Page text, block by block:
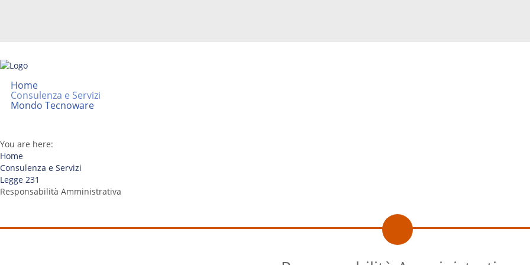
Home
Consulenza e Servizi
Mondo Tecnoware
You are here:
Home
Consulenza e Servizi
Legge 231
Responsabilità Amministrativa